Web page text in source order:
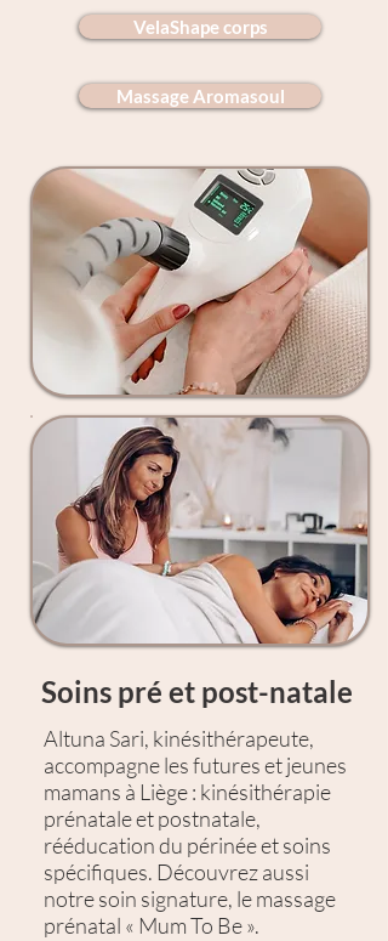
VelaShape corps
Massage Aromasoul
Soins pré et post-natale
Altuna Sari, kinésithérapeute,
accompagne les futures et jeunes
mamans à Liège : kinésithérapie
prénatale et postnatale,
rééducation du périnée et soins
spécifiques. Découvrez aussi
notre soin signature, le massage
prénatal « Mum To Be ».